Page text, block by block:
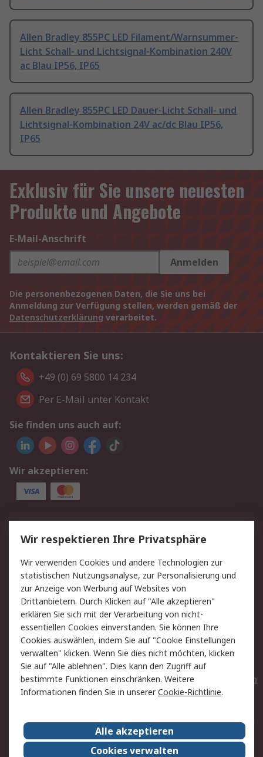
Allen Bradley 855PC LED Filament/Warnsummer-
Licht Schall- und Lichtsignal-Kombination 240V
ac Blau IP56, IP65
Allen Bradley 855PC LED Dauer-Licht Schall- und
Lichtsignal-Kombination 24V ac/dc Blau IP56,
IP65
Exklusiv für Sie unsere neuesten
Produkte und Angebote
E-Mail-Anschrift
Anmelden
Die personenbezogenen Daten, die Sie uns bei
Anmeldung zur Verfügung stellen, werden gemäß der
Datenschutzerklärung verarbeitet.
Kontaktieren Sie uns:
+49 (0) 69 5800 14 234
Per E-Mail unter Kontakt
Sie finden uns auch auf:
Wir akzeptieren:
Service
Value Added Services
Lieferlösungen
Rücksendungen
Kontakt
Hilfe
Privatkunden
Rechtliches
AGB
Datenschutz
Cookie-Richtlinie
Zahlungsbedingungen
Copyright/Impressum
Entsorgung
Elektrogeräte/Batterien
RS weltweit
Karriere bei RS
Nachhaltigkeit
Wir respektieren Ihre Privatsphäre
Wir verwenden Cookies und andere Technologien zur
statistischen Nutzungsanalyse, zur Personalisierung und
zur Anzeige von Werbung auf Websites von
Drittanbietern. Durch Klicken auf "Alle akzeptieren"
erklären Sie sich mit der Verarbeitung von nicht-
essentiellen Cookies einverstanden. Sie können Ihre
Cookies auswählen, indem Sie auf "Cookie Einstellungen
verwalten" klicken. Wenn Sie dies nicht möchten, klicken
Sie auf "Alle ablehnen". Dies kann den Zugriff auf
bestimmte Funktionen einschränken. Weitere
Informationen finden Sie in unsererCookie-Richtlinie.
Alle akzeptieren
Cookies verwalten